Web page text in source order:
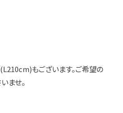
もございます。ご希望の
ませ。